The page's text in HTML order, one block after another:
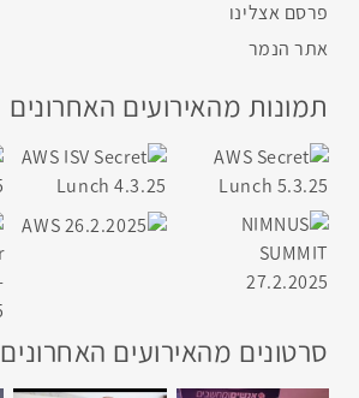
פרסם אצלינו
אתר הנמר
תמונות מהאירועים האחרונים
סרטונים מהאירועים האחרונים